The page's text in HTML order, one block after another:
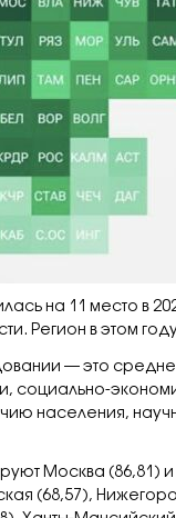
на 11 место в
Регион в этом
— это
социально-
населения,
Москва (86,81)
(68,57),